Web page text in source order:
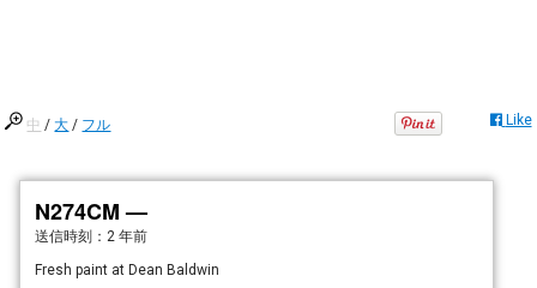
中 /大 / フル Like
N274CM —
送信時刻： 2 年前
Fresh paint at Dean Baldwin